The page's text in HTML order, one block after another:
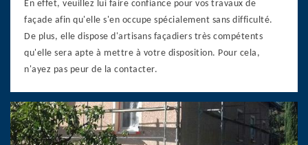
En effet, veuillez lui faire confiance pour vos travaux de
façade afin qu'elle s'en occupe spécialement sans difficulté.
De plus, elle dispose d'artisans façadiers très compétents
qu'elle sera apte à mettre à votre disposition. Pour cela,
n'ayez pas peur de la contacter.